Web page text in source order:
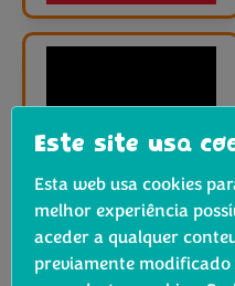
Este site usa
Esta web usa cookies
melhor experiência
aceder a qualquer
previamente modificado